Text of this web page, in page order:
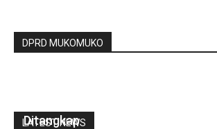
DPRD MUKOMUKO
LATEST NEWS
Ditangkap